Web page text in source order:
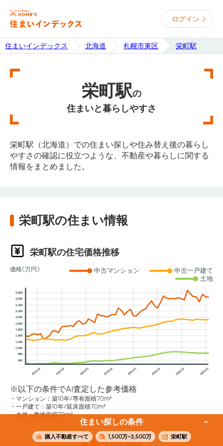
ログイン
住まいインデックス 北海道 札幌市東区 栄町駅
栄町駅の
住まいと暮らしやすさ
栄町駅（北海道）での住まい探しや住み替え後の暮らし
やすさの確認に役立つような、不動産や暮らしに関する
情報をまとめました。
栄町駅の住まい情報
栄町駅の住宅価格推移
価格(万円) 中古マンション
中古一戸建て
土地
2012.01 2014.01 2016.01 2018.01 2020.01 2022.01 2024.01 2026.01
600
800
1,000
1,200
1,400
1,600
1,800
2,000
2,200
2,400
2,600
2,800
※以下の条件でAI査定した参考価格
マンション：築10年/専有面積70m²
一戸建て：築10年/延床面積70m²
土地：敷地面積70m²
直近3年間の推移
住まい探しの条件
購入不動産すべて 1,500万~3,500万 栄町駅